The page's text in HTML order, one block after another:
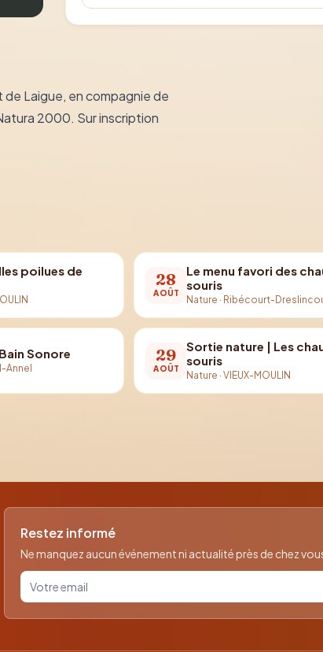
Laigue, en compagnie de
2000. Sur inscription
poilues de
28
AOÛT
Le menu favori des
souris
Nature · Ribécourt-
Sonore
Annel
29
AOÛT
Sortie nature | Les
souris
Nature ·VIEUX-MOULIN
Restez informé
Ne manquez aucun événement ni actualité près de chez
Votre email pour la newsletter